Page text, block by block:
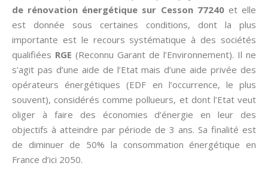
de rénovation énergétique sur Cesson 77240et elle
est donnée sous certaines conditions, dont la plus
importante est le recours systématique à des sociétés
qualifiées RGE (Reconnu Garant de l’Environnement). Il ne
s’agit pas d’une aide de l’Etat mais d’une aide privée des
opérateurs énergétiques (EDF en l’occurrence, le plus
souvent), considérés comme pollueurs, et dont l’Etat veut
oliger à faire des économies d’énergie en leur des
objectifs à atteindre par période de 3 ans. Sa finalité est
de diminuer de 50% la consommation énergétique en
France d’ici 2050.